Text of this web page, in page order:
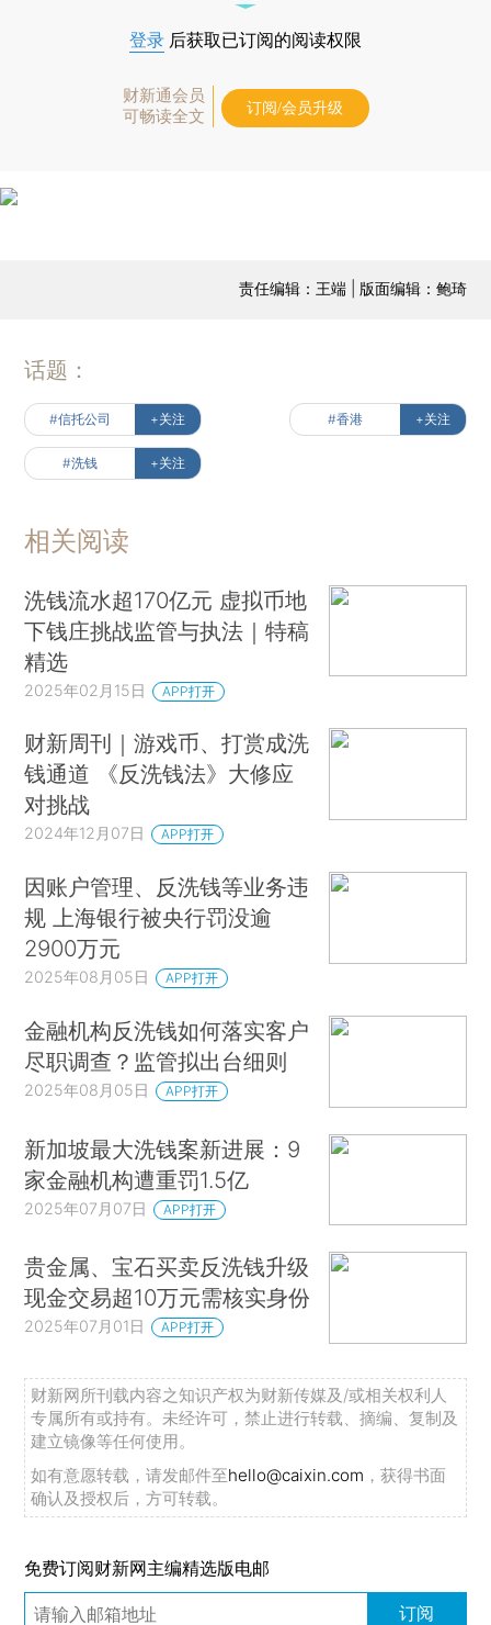
登录 后获取已订阅的阅读权限
财新通会员
可畅读全文
订阅/会员升级
责任编辑：王端 | 版面编辑：鲍琦
话题：
#信托公司 +关注 #香港 +关注
#洗钱 +关注
相关阅读
洗钱流水超170亿元 虚拟币地
下钱庄挑战监管与执法｜特稿
精选
2025年02月15日 APP打开
财新周刊｜游戏币、打赏成洗
钱通道 《反洗钱法》大修应
对挑战
2024年12月07日 APP打开
因账户管理、反洗钱等业务违
规 上海银行被央行罚没逾
2900万元
2025年08月05日 APP打开
金融机构反洗钱如何落实客户
尽职调查？监管拟出台细则
2025年08月05日 APP打开
新加坡最大洗钱案新进展：9
家金融机构遭重罚1.5亿
2025年07月07日 APP打开
贵金属、宝石买卖反洗钱升级
现金交易超10万元需核实身份
2025年07月01日 APP打开
财新网所刊载内容之知识产权为财新传媒及/或相关权利人
专属所有或持有。未经许可，禁止进行转载、摘编、复制及
建立镜像等任何使用。
如有意愿转载，请发邮件至hello@caixin.com ，获得书面
确认及授权后，方可转载。
免费订阅财新网主编精选版电邮
订阅